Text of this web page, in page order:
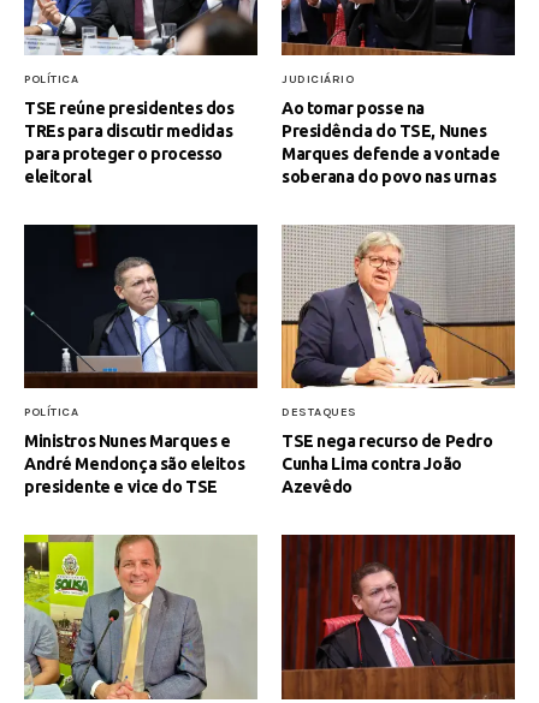
POLÍTICA
TSE reúne presidentes dos
TREs para discutir medidas
para proteger o processo
eleitoral
JUDICIÁRIO
Ao tomar posse na
Presidência do TSE, Nunes
Marques defende a vontade
soberana do povo nas urnas
POLÍTICA
Ministros Nunes Marques e
André Mendonça são eleitos
presidente e vice do TSE
DESTAQUES
TSE nega recurso de Pedro
Cunha Lima contra João
Azevêdo